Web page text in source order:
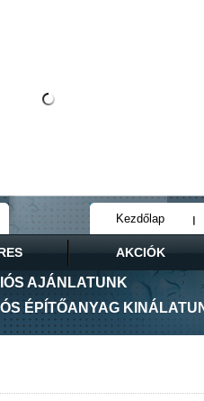
Kezdőlap
AKCIÓK
AJÁNLATUNK
ÉPÍTŐANYAG